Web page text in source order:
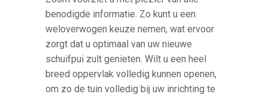
benodigde informatie. Zo kunt u een
weloverwogen keuze nemen, wat ervoor
zorgt dat u optimaal van uw nieuwe
schuifpui zult genieten. Wilt u een heel
breed oppervlak volledig kunnen openen,
om zo de tuin volledig bij uw inrichting te